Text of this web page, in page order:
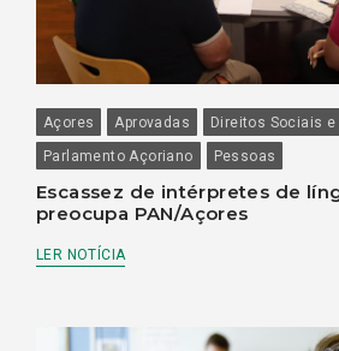
Açores Aprovadas Direitos Sociais e
Parlamento Açoriano
Pessoas
Escassez de intérpretes de
preocupa PAN/Açores
LER NOTÍCIA